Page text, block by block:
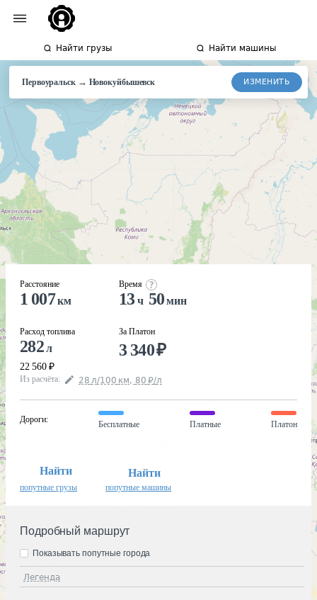
Найти грузы Найти машины
Первоуральск→ Новокуйбышевск ИЗМЕНИТЬ
Расстояние
1 007км
Расход топлива
282л
22 560 ₽
Время
13ч 50 мин
За Платон
3 340₽
Из расчёта: 28 л/100 км, 80 ₽/л
Дороги:
Бесплатные Платные Платон
Найти
попутные грузы
Найти
попутные машины
Подробный маршрут
Легенда
Показывать попутные города